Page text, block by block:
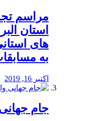
مراسم
استان
های
به
اکتبر 16, 2019
جام جهانی